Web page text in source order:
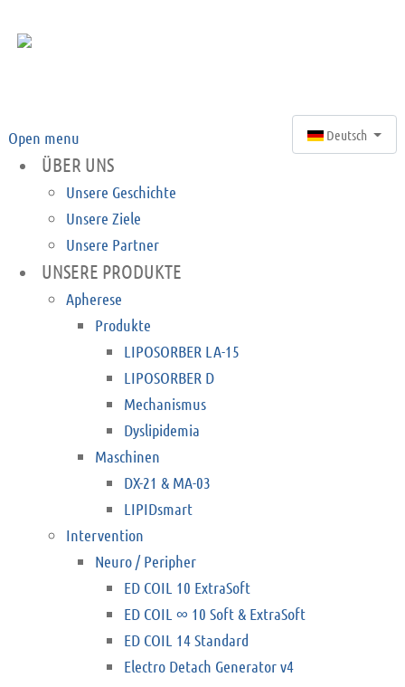
Deutsch
Open menu
ÜBER UNS
Unsere Geschichte
Unsere Ziele
Unsere Partner
UNSERE PRODUKTE
Apherese
Produkte
LIPOSORBER LA-15
LIPOSORBER D
Mechanismus
Dyslipidemia
Maschinen
DX-21 & MA-03
LIPIDsmart
Intervention
Neuro / Peripher
ED COIL 10 ExtraSoft
ED COIL ∞ 10 Soft & ExtraSoft
ED COIL 14 Standard
Electro Detach Generator v4